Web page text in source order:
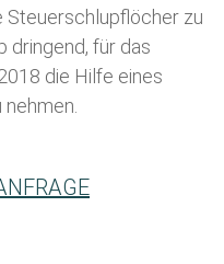
Steuerschlupflöcher zu
dringend, für das
die Hilfe eines